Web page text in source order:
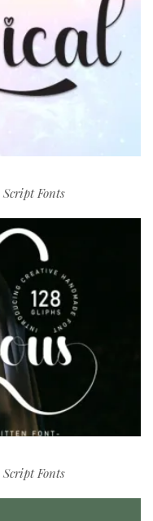
Script Fonts
Script Fonts